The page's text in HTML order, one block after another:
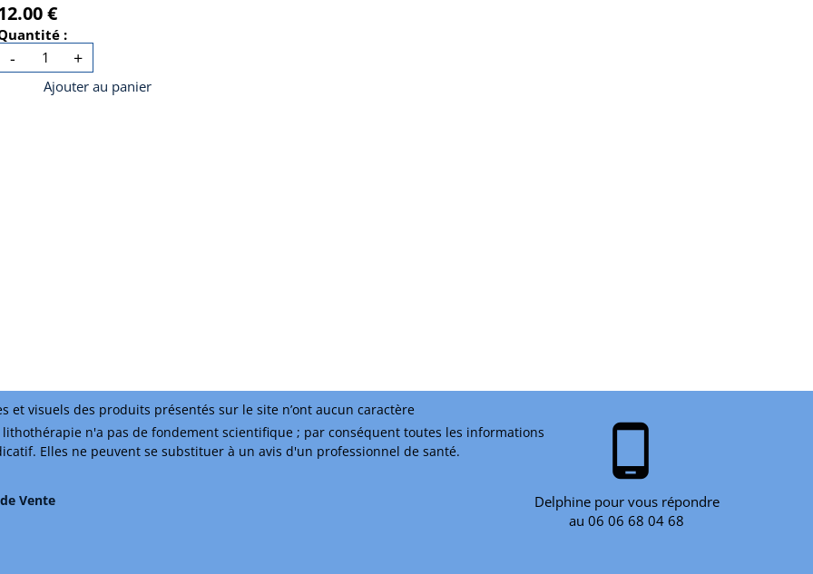
phone_android
Delphine pour vous répondre
au 06 06 68 04 68
et visuels des produits présentés sur le site n’ont aucun caractère
Vente
n'a pas de fondement scientifique ; par conséquent toutes les informations
Elles ne peuvent se substituer à un avis d'un professionnel de santé.
€
:
- +
Ajouter au panier